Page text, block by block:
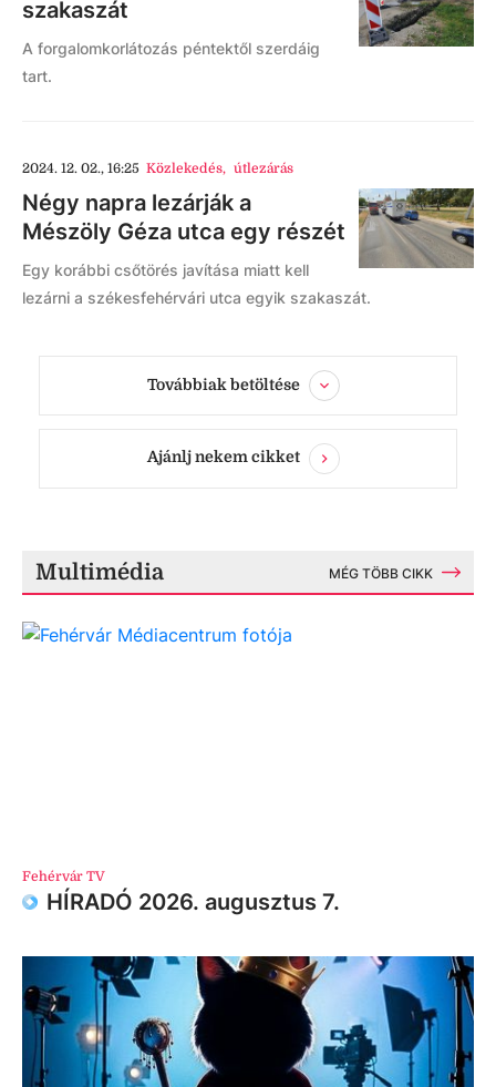
szakaszát
A forgalomkorlátozás péntektől szerdáig
tart.
2024. 12. 02., 16:25 Közlekedés, útlezárás
Négy napra lezárják a
Mészöly Géza utca egy részét
Egy korábbi csőtörés javítása miatt kell
lezárni a székesfehérvári utca egyik szakaszát.
Továbbiak betöltése
Ajánlj nekem cikket
Multimédia MÉG TÖBB CIKK
Fehérvár TV
HÍRADÓ 2026. augusztus 7.